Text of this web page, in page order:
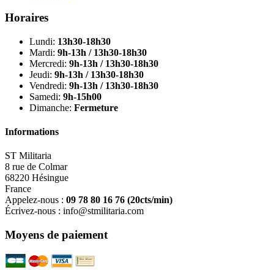
Horaires
Lundi: 13h30-18h30
Mardi: 9h-13h / 13h30-18h30
Mercredi: 9h-13h / 13h30-18h30
Jeudi: 9h-13h / 13h30-18h30
Vendredi: 9h-13h / 13h30-18h30
Samedi: 9h-15h00
Dimanche: Fermeture
Informations
ST Militaria
8 rue de Colmar
68220 Hésingue
France
Appelez-nous : 09 78 80 16 76 (20cts/min)
Écrivez-nous : info@stmilitaria.com
Moyens de paiement